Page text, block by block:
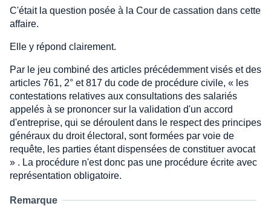
C'était la question posée à la Cour de cassation dans cette
affaire.
Elle y répond clairement.
Par le jeu combiné des articles précédemment visés et des
articles 761, 2° et 817 du code de procédure civile, « les
contestations relatives aux consultations des salariés
appelés à se prononcer sur la validation d'un accord
d'entreprise, qui se déroulent dans le respect des principes
généraux du droit électoral, sont formées par voie de
requête, les parties étant dispensées de constituer avocat
» . La procédure n'est donc pas une procédure écrite avec
représentation obligatoire.
Remarque